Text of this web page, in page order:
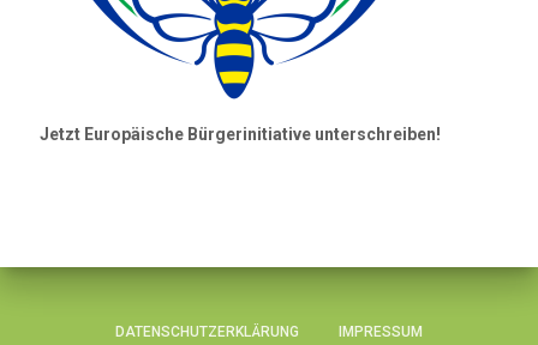
Jetzt Europäische Bürgerinitiative unterschreiben!
DATENSCHUTZERKLÄRUNG IMPRESSUM